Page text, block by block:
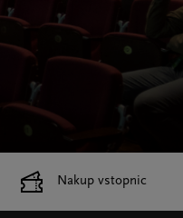
Nakup vstopnic